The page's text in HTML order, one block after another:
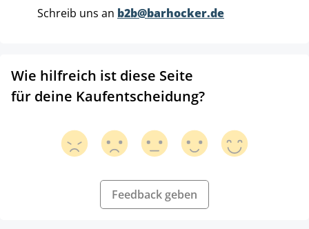
Schreib uns an b2b@barhocker.de
Wie hilfreich ist diese Seite
für deine Kaufentscheidung?
Feedback geben